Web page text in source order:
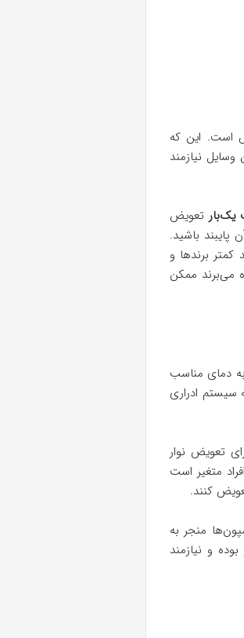
است. این که
وسایل نیازمند
تعویض
باشید.
برندها و
می‌برند ممکن
دمای مناسب
سیستم ادراری
تعویض نوار
متغیر است
کنند.
منجر به
و نیازمند